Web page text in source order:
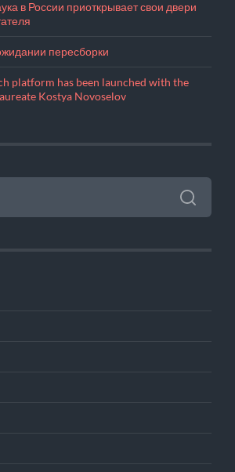
в России приоткрывает свои двери
пересборки
platform has been launched with the
Kostya Novoselov